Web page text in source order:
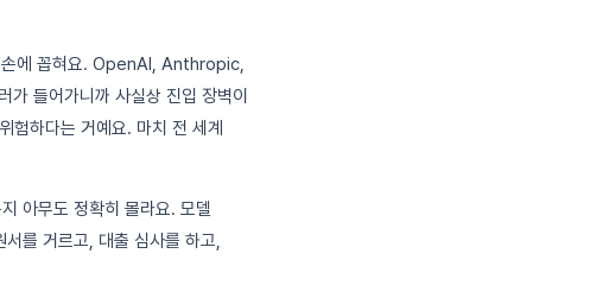
손에 꼽혀요. OpenAI, Anthropic,
들어가니까 사실상 진입 장벽이
험하다는 거예요. 마치 전 세계
아무도 정확히 몰라요. 모델
를 거르고, 대출 심사를 하고,